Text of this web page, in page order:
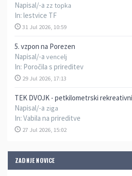
Napisal/-a zz topka
In: lestvice TF
31 Jul 2026, 10:59
5. vzpon na Porezen
Napisal/-a vencelj
In: Poročila s prireditev
29 Jul 2026, 17:13
TEK DVOJK - petkilometrski
Napisal/-a ziga
In: Vabila na prireditve
27 Jul 2026, 15:02
ZADNJE NOVICE